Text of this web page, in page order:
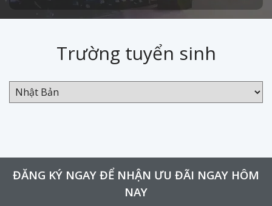
Trường tuyển sinh
ĐĂNG KÝ NGAY ĐỂ NHẬN ƯU ĐÃI NGAY HÔM
NAY